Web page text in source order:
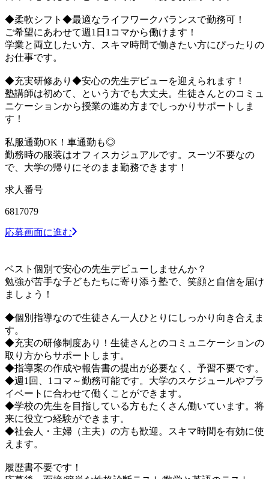
◆柔軟シフト◆最適なライフワークバランスで勤務可！
ご希望にあわせて週1日1コマから働けます！
学業と両立したい方、スキマ時間で働きたい方にぴったりの
お仕事です。
◆充実研修あり◆安心の先生デビューを迎えられます！
塾講師は初めて、という方でも大丈夫。生徒さんとのコミュ
ニケーションから授業の進め方までしっかりサポートしま
す！
私服通勤OK！車通勤も◎
勤務時の服装はオフィスカジュアルです。スーツ不要なの
で、大学の帰りにそのまま勤務できます！
求人番号
6817079
応募画面に進む
ベスト個別で安心の先生デビューしませんか？
勉強が苦手な子どもたちに寄り添う塾で、笑顔と自信を届け
ましょう！
◆個別指導なので生徒さん一人ひとりにしっかり向き合えま
す。
◆充実の研修制度あり！生徒さんとのコミュニケーションの
取り方からサポートします。
◆指導案の作成や報告書の提出が必要なく、予習不要です。
◆週1回、1コマ～勤務可能です。大学のスケジュールやプラ
イベートに合わせて働くことができます。
◆学校の先生を目指している方もたくさん働いています。将
来に役立つ経験ができます。
◆社会人・主婦（主夫）の方も歓迎。スキマ時間を有効に使
えます。
履歴書不要です！